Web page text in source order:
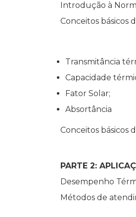
Introdução à
Conceitos básicos
Transmitância
Capacidade
Fator Solar;
Absortância
Conceitos básicos
PARTE 2:
Desempenho
Métodos de